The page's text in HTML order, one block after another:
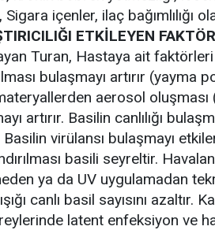
Sigara içenler, ilaç bağımlılığı
ETKİLEYEN
Turan, Hastaya ait faktörleri
bulaşmayı artırır (yayma
aerosol oluşması
artırır. Basilin canlılığı
Basilin virülansı bulaşmayı
basili seyreltir.
ya da UV uygulamadan
canlı basil sayısını azaltır.
latent enfeksiyon ve